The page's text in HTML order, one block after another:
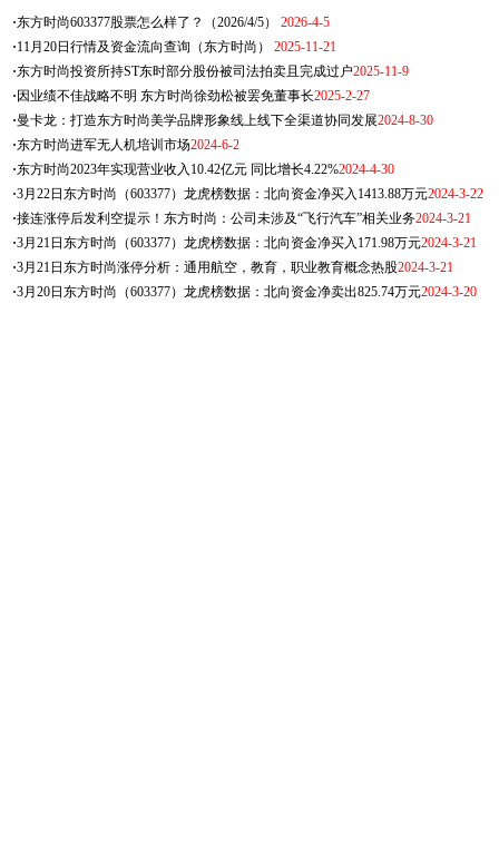
·东方时尚603377股票怎么样了？（2026/4/5） 2026-4-5
·11月20日行情及资金流向查询（东方时尚） 2025-11-21
·东方时尚投资所持ST东时部分股份被司法拍卖且完成过户2025-11-9
· 因业绩不佳战略不明 东方时尚徐劲松被罢免董事长2025-2-27
·曼卡龙：打造东方时尚美学品牌形象线上线下全渠道协同发展2024-8-30
·东方时尚进军无人机培训市场2024-6-2
·东方时尚2023年实现营业收入10.42亿元 同比增长4.22%2024-4-30
·3月22日东方时尚（603377）龙虎榜数据：北向资金净买入1413.88万元2024-3-22
·接连涨停后发利空提示！东方时尚：公司未涉及“飞行汽车”相关业务2024-3-21
·3月21日东方时尚（603377）龙虎榜数据：北向资金净买入171.98万元2024-3-21
·3月21日东方时尚涨停分析：通用航空，教育，职业教育概念热股2024-3-21
·3月20日东方时尚（603377）龙虎榜数据：北向资金净卖出825.74万元2024-3-20